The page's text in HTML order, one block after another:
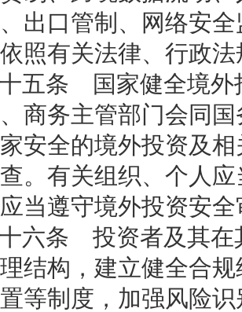
出口管制、网络安
照有关法律、行政
条 国家健全境外投
商务主管部门会同
安全的境外投资及
。有关组织、个人
当遵守境外投资安
条 投资者及其在其
结构，建立健全合
等制度，加强风险